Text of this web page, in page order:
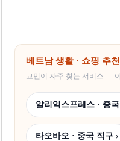
베트남 생활 · 쇼핑 추천
교민이 자주 찾는 서비스 —
알리익스프레스 · 중
타오바오 · 중국 직구 ›